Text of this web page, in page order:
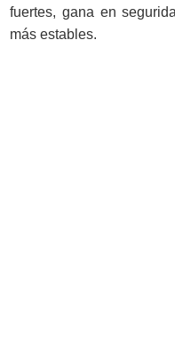
fuertes, gana en
más estables.